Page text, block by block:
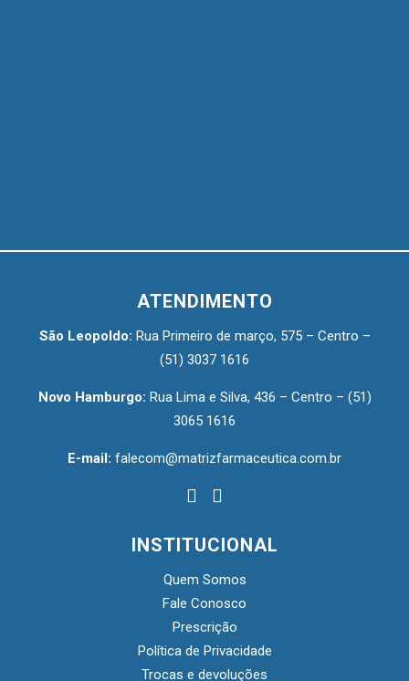
ATENDIMENTO
São Leopoldo: Rua Primeiro de março, 575 – Centro –
(51) 3037 1616
Novo Hamburgo: Rua Lima e Silva, 436 – Centro – (51)
3065 1616
E-mail: falecom@matrizfarmaceutica.com.br
INSTITUCIONAL
Quem Somos
Fale Conosco
Prescrição
Política de Privacidade
Trocas e devoluções